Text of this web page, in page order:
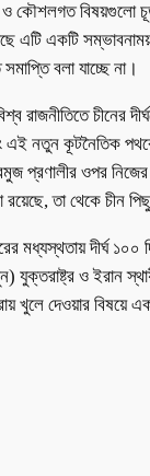
কৌশলগত বিষয়গুলো
এটি একটি
বলা যাচ্ছে না।
রাজনীতিতে চীনের
এই নতুন কূটনৈতিক
প্রণালীর ওপর নিজের
রয়েছে, তা থেকে চীন
মধ্যস্থতায় দীর্ঘ ১০০
যুক্তরাষ্ট্র ও ইরান
খুলে দেওয়ার বিষয়ে